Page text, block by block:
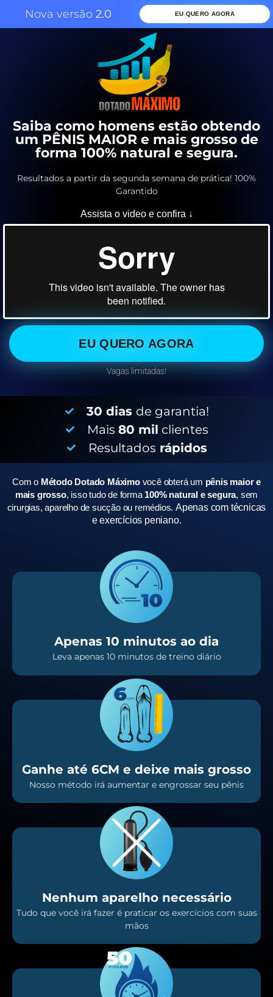
Nova versão 2.0 EU QUERO AGORA
Saiba como homens estão obtendo
um PÊNIS MAIOR e mais grosso de
forma 100% natural e segura.
Resultados a partir da segunda semana de prática! 100%
Garantido
Assista o video e confira ↓
EU QUERO AGORA
Vagas limitadas!
30 dias de garantia!
Mais 80 mil clientes
Resultados rápidos
Com o Método Dotado Máximo você obterá um pênis maior e
mais grosso, isso tudo de forma 100% natural e segura, sem
cirurgias, aparelho de sucção ou remédios.Apenas com técnicas
e exercícios peniano.
Apenas 10 minutos ao dia
Leva apenas 10 minutos de treino diário
Ganhe até 6CM e deixe mais grosso
Nosso método irá aumentar e engrossar seu pênis
Nenhum aparelho necessário
Tudo que você irá fazer é praticar os exercícios com suas
mãos